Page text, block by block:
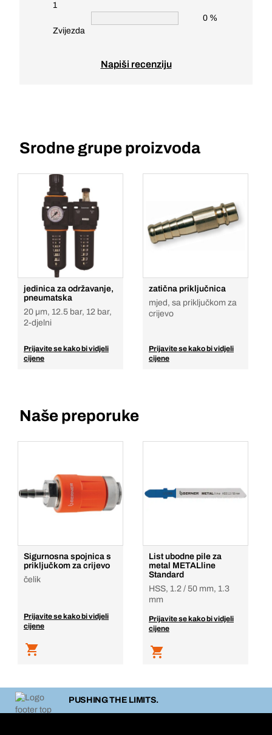
1
Zvijezda
0 %
Napiši recenziju
Srodne grupe proizvoda
jedinica za održavanje,
pneumatska
20 µm, 12.5 bar, 12 bar,
2-djelni
Prijavite se kako bi vidjeli
cijene
zatična priključnica
mjed, sa priključkom za
crijevo
Prijavite se kako bi vidjeli
cijene
Naše preporuke
Sigurnosna spojnica s
priključkom za crijevo
čelik
Prijavite se kako bi vidjeli
cijene
List ubodne pile za
metal METALline
Standard
HSS, 1.2 / 50 mm, 1.3
mm
Prijavite se kako bi vidjeli
cijene
PUSHING THE LIMITS.